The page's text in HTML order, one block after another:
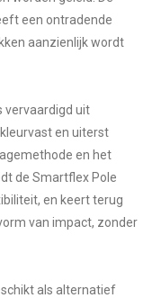
een ontradende
aanzienlijk wordt
vervaardigd uit
en uiterst
en het
de Smartflex Pole
en keert terug
van impact, zonder
als alternatief